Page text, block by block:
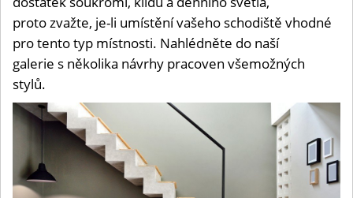
proto zvažte, je-li umístění vašeho schodiště vhodné
pro tento typ místnosti. Nahlédněte do naší
galerie s několika návrhy pracoven všemožných
stylů.